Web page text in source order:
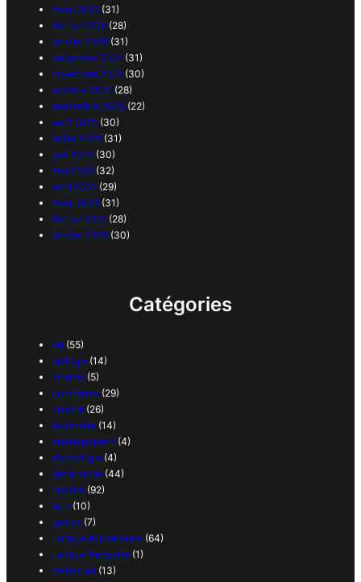
mars 2026 (31)
février 2026 (28)
janvier 2026 (31)
décembre 2025 (31)
novembre 2025 (30)
octobre 2025 (28)
septembre 2025 (22)
août 2025 (30)
juillet 2025 (31)
juin 2025 (30)
mai 2025 (32)
avril 2025 (29)
mars 2025 (31)
février 2025 (28)
janvier 2025 (30)
Catégories
art (55)
biologie (14)
cinéma (5)
commerce (29)
cuisine (26)
économie (14)
enseignement (4)
étymologie (4)
géographie (44)
histoire (92)
jeux (10)
justice (7)
Langue et littérature (64)
Langue française (1)
médecine (13)